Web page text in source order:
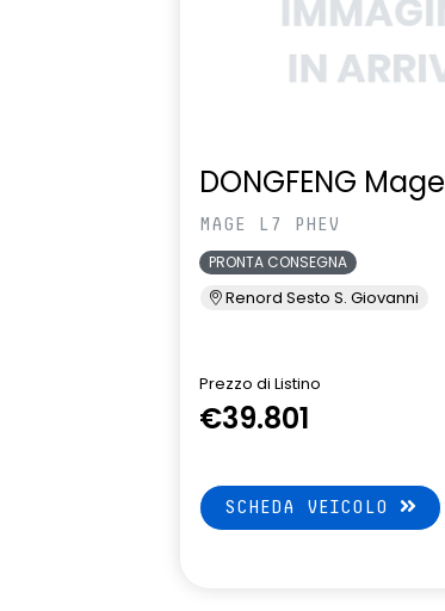
DONGFENG Mage
MAGE L7 PHEV
PRONTA CONSEGNA
Renord Sesto S. Giovanni
Prezzo di Listino
€39.801
SCHEDA VEICOLO